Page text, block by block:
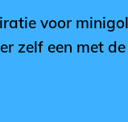
voor
zelf een met